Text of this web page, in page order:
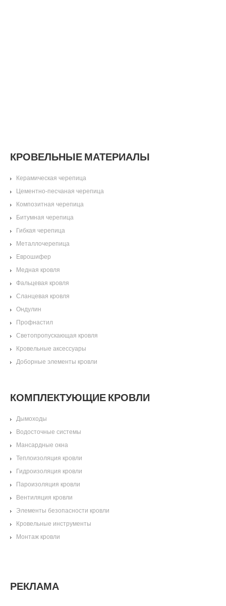
КРОВЕЛЬНЫЕ МАТЕРИАЛЫ
Керамическая черепица
Цементно-песчаная черепица
Композитная черепица
Битумная черепица
Гибкая черепица
Металлочерепица
Еврошифер
Медная кровля
Фальцевая кровля
Сланцевая кровля
Ондулин
Профнастил
Светопропускающая кровля
Кровельные аксессуары
Доборные элементы кровли
КОМПЛЕКТУЮЩИЕ КРОВЛИ
Дымоходы
Водосточные системы
Мансардные окна
Теплоизоляция кровли
Гидроизоляция кровли
Пароизоляция кровли
Вентиляция кровли
Элементы безопасности кровли
Кровельные инструменты
Монтаж кровли
РЕКЛАМА